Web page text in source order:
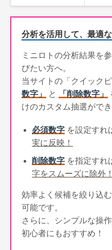
分析を活用して、最適
ミニロトの分析結果を
びたい方へ。
当サイトの「クイック
数字」
と 「削除数字」
けのカスタム抽選ができ
必須数字 を設定すれ
実に反映！
削除数字 を指定すれ
字をスムーズに除外！
効率よく候補を絞り込む
可能です。
さらに、シンプルな操
初心者にもおすすめ！